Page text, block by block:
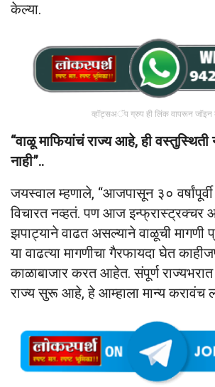
केल्या.
व्हॉट्सअॅप ग्रुप ही लिंक वापरून जॉइन
“वाळू माफियांचं राज्य आहे, ही वस्तुस्थिती
नाही”..
जयस्वाल म्हणाले, “आजपासून ३०
विचारत नव्हतं. पण आज इन्फ्रास्ट्रक्चर
झपाट्याने वाढत असल्याने वाळूची
या वाढत्या मागणीचा गैरफायदा घेत
काळाबाजार करत आहेत. संपूर्ण राज्यभरात
राज्य सुरू आहे, हे आम्हाला मान्य करावंच